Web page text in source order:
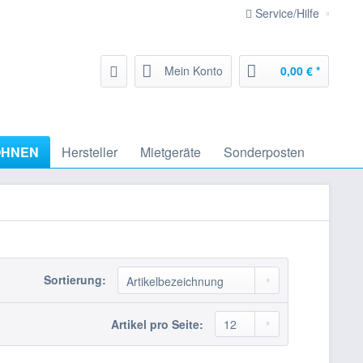
Service/Hilfe
Mein Konto 0,00 € *
Hersteller Mietgeräte Sonderposten
Sortierung:
Artikel pro Seite: